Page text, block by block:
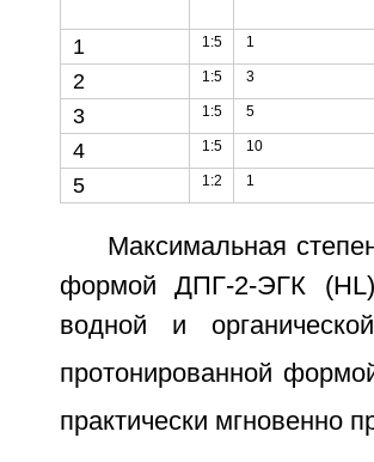
1 1:5 1
2 1:5 3
3 1:5 5
4 1:5 10
5 1:2 1
Максимальная
формой ДПГ-2-ЭГК (HL)
водной и
протонированной
практически мгновенно